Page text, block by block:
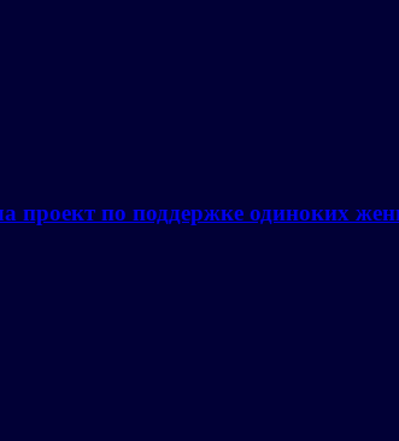
проект по поддержке одиноких